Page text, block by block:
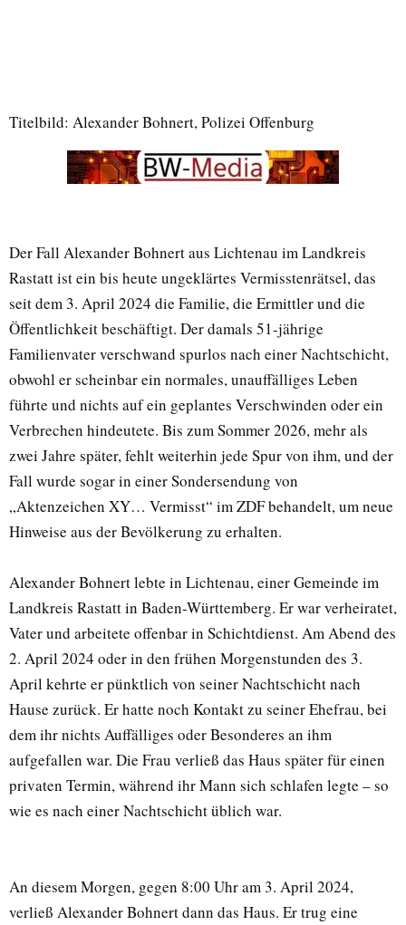
Titelbild: Alexander Bohnert, Polizei Offenburg
Der Fall Alexander Bohnert aus Lichtenau im Landkreis
Rastatt ist ein bis heute ungeklärtes Vermisstenrätsel, das
seit dem 3. April 2024 die Familie, die Ermittler und die
Öffentlichkeit beschäftigt. Der damals 51-jährige
Familienvater verschwand spurlos nach einer Nachtschicht,
obwohl er scheinbar ein normales, unauffälliges Leben
führte und nichts auf ein geplantes Verschwinden oder ein
Verbrechen hindeutete. Bis zum Sommer 2026, mehr als
zwei Jahre später, fehlt weiterhin jede Spur von ihm, und der
Fall wurde sogar in einer Sondersendung von
„Aktenzeichen XY… Vermisst“ im ZDF behandelt, um neue
Hinweise aus der Bevölkerung zu erhalten.
Alexander Bohnert lebte in Lichtenau, einer Gemeinde im
Landkreis Rastatt in Baden-Württemberg. Er war verheiratet,
Vater und arbeitete offenbar in Schichtdienst. Am Abend des
2. April 2024 oder in den frühen Morgenstunden des 3.
April kehrte er pünktlich von seiner Nachtschicht nach
Hause zurück. Er hatte noch Kontakt zu seiner Ehefrau, bei
dem ihr nichts Auffälliges oder Besonderes an ihm
aufgefallen war. Die Frau verließ das Haus später für einen
privaten Termin, während ihr Mann sich schlafen legte – so
wie es nach einer Nachtschicht üblich war.
An diesem Morgen, gegen 8:00 Uhr am 3. April 2024,
verließ Alexander Bohnert dann das Haus. Er trug eine